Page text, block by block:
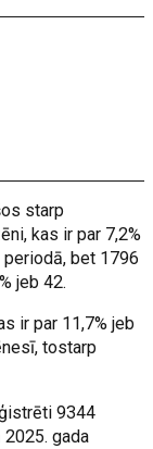
starp
kas ir par 7,2%
bet 1796
jeb 42.
ir par 11,7% jeb
tostarp
9344
2025. gada